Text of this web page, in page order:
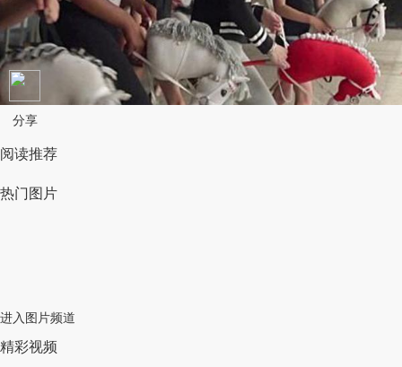
分享
阅读推荐
热门图片
进入图片频道
精彩视频